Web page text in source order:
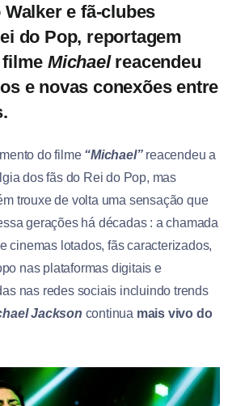
Walker e fã-clubes
do Pop, reportagem
filmeMichaelreacendeu
e novas conexões entre
do filme “Michael”reacendeu a
dos fãs do Rei do Pop, mas
trouxe de volta uma sensação que
gerações há décadas : a chamada
cinemas lotados, fãs caracterizados,
nas plataformas digitais e
nas redes sociais incluindo trends
Jackson continua mais vivo do